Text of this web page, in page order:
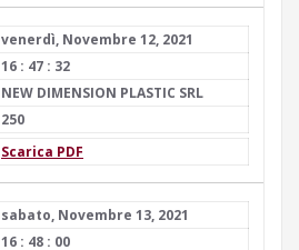
venerdì, Novembre 12, 2021
16 : 47 : 32
NEW DIMENSION PLASTIC SRL
250
Scarica PDF
sabato, Novembre 13, 2021
16 : 48 : 00